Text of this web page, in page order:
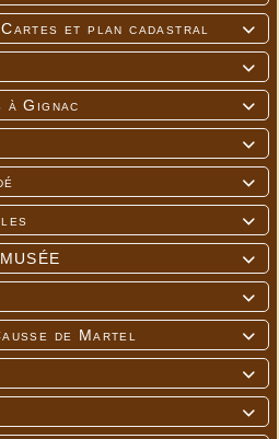

et plan cadastral


Gignac






de Martel


conçue par Jean-Louis Amiard
---